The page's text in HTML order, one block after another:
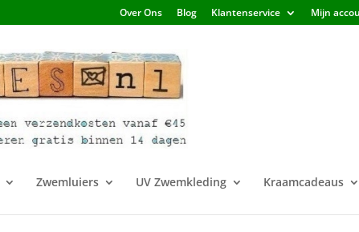
Over Ons Blog Klantenservice Mijn
Zwemluiers UV Zwemkleding Kraamcadeaus